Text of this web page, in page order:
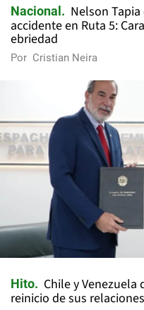
Nacional
Nelson
accidente en Ruta 5:
ebriedad
Por Cristian Neira
Hito
Chile y
reinicio de sus